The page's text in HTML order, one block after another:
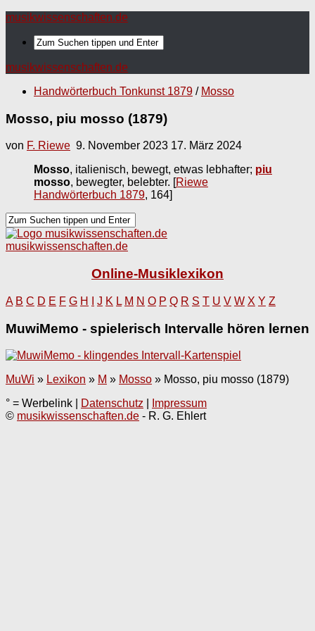
musikwissenschaften.de
musikwissenschaften.de
Handwörterbuch Tonkunst 1879 / Mosso
Mosso, piu mosso (1879)
von F. Riewe 9. November 2023 17. März 2024
Mosso, italienisch, bewegt, etwas lebhafter; piu
mosso, bewegter, belebter. [Riewe
Handwörterbuch 1879, 164]
musikwissenschaften.de
Online-Musiklexikon
A B C D E F G H J K L M N O P Q R S T U V W X Y Z
MuwiMemo - spielerisch Intervalle hören lernen
MuWi » Lexikon » M » Mosso » Mosso, piu mosso (1879)
° = Werbelink |
Datenschutz
Impressum
© musikwissenschaften.de - R. G. Ehlert